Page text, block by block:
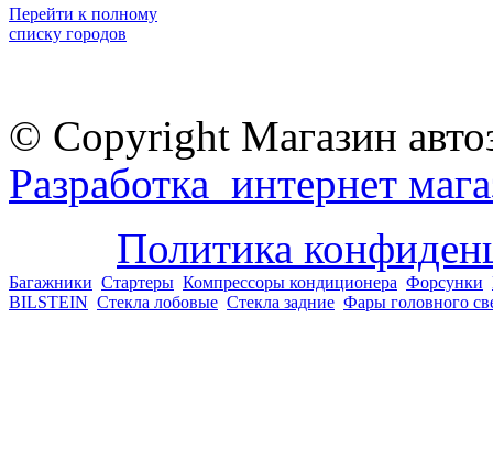
Перейти к полному
списку городов
© Copyright Магазин
Разработка интернет
Политика
Багажники Стартеры Компрессоры кондиционера Форсунки
BILSTEIN Стекла лобовые Стекла задние Фары головного